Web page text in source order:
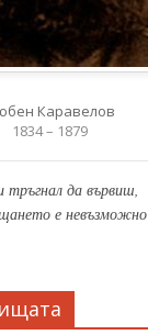
Каравелов
1834 – 1879
тръгнал да вървиш,
е невъзможно